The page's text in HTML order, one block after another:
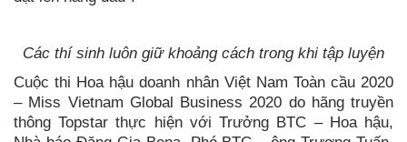
Các thí sinh luôn giữ khoảng cách trong khi tập luyện
Cuộc thi Hoa hậu doanh nhân Việt Nam Toàn cầu 2020
– Miss Vietnam Global Business 2020 do hãng truyền
thông Topstar thực hiện với Trưởng BTC – Hoa hậu,